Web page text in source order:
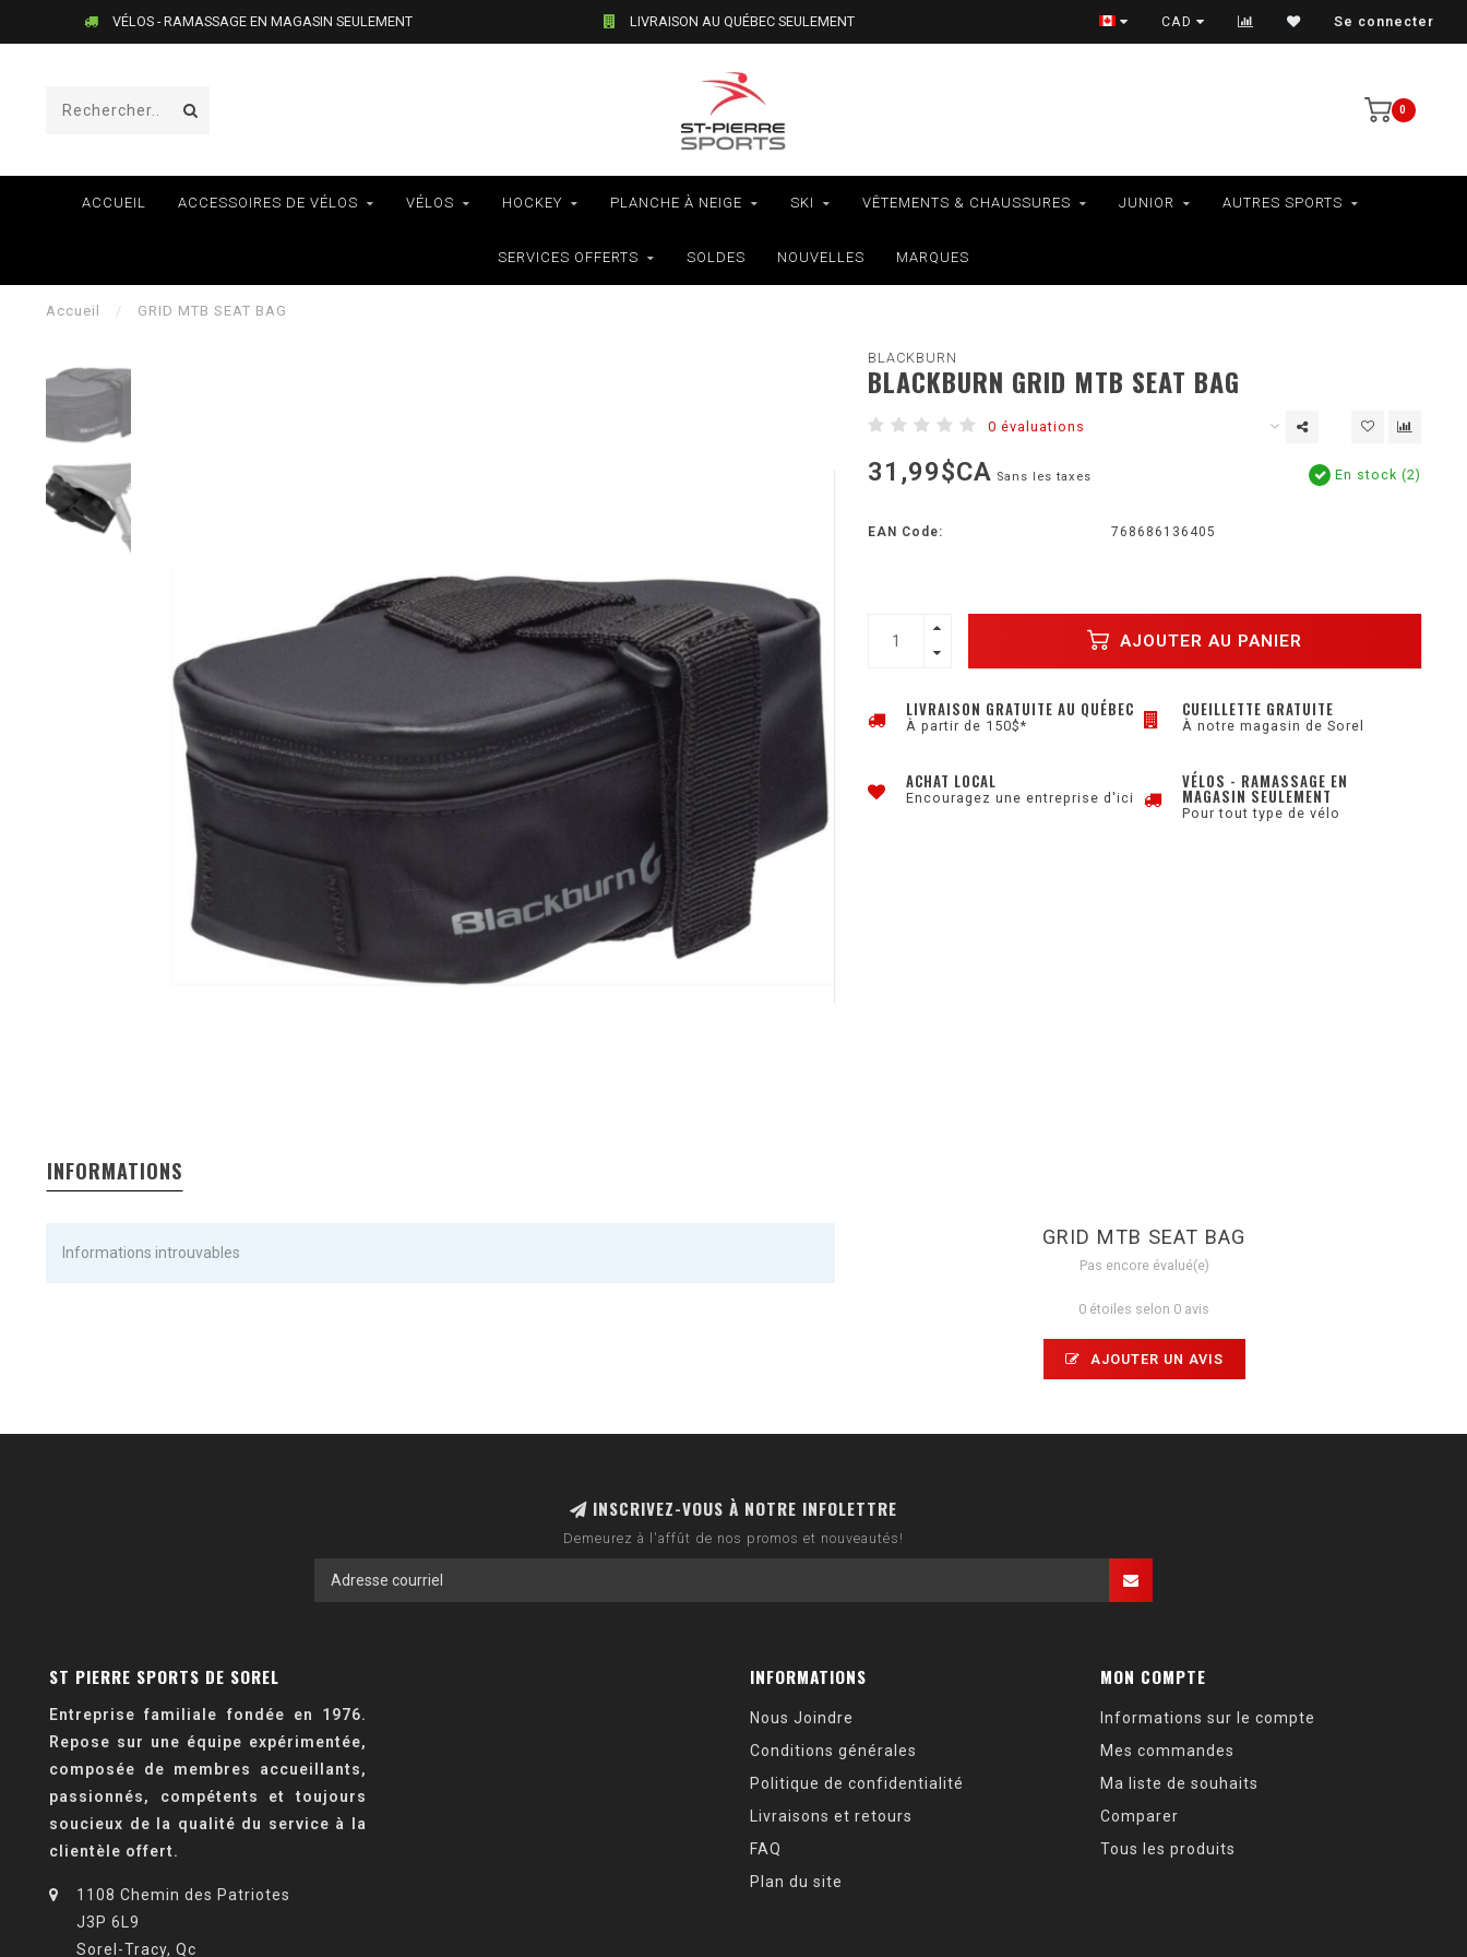
VÉLOS - RAMASSAGE EN MAGASIN SEULEMENT LIVRAISON AU QUÉBEC SEULEMENT VÉLOS - RAMASSAGE EN MAGASIN SEULEMENT
CAD Se connecter
0
ACCUEIL ACCESSOIRES DE VÉLOS VÉLOS HOCKEY PLANCHE À NEIGE SKI VÊTEMENTS & CHAUSSURES JUNIOR AUTRES SPORTS
SERVICES OFFERTS SOLDES NOUVELLES MARQUES
Accueil / GRID MTB SEAT BAG
BLACKBURN
BLACKBURN GRID MTB SEAT BAG
0 évaluations
31,99$CA Sans les taxes En stock (2)
EAN Code: 768686136405
AJOUTER AU PANIER
LIVRAISON GRATUITE AU QUÉBEC
À partir de 150$*
CUEILLETTE GRATUITE
À notre magasin de Sorel
ACHAT LOCAL
Encouragez une entreprise d'ici
VÉLOS - RAMASSAGE EN
MAGASIN SEULEMENT
Pour tout type de vélo
INFORMATIONS
Informations introuvables
GRID MTB SEAT BAG
Pas encore évalué(e)
0 étoiles selon 0 avis
AJOUTER UN AVIS
INSCRIVEZ-VOUS À NOTRE INFOLETTRE
Demeurez à l'affût de nos promos et nouveautés!
ST PIERRE SPORTS DE SOREL
Entreprise familiale fondée en 1976.
Repose sur une équipe expérimentée,
composée de membres accueillants,
passionnés, compétents et toujours
soucieux de la qualité du service à la
clientèle offert.
1108 Chemin des Patriotes
J3P 6L9
Sorel-Tracy, Qc
INFORMATIONS
Nous Joindre
Conditions générales
Politique de confidentialité
Livraisons et retours
FAQ
Plan du site
MON COMPTE
Informations sur le compte
Mes commandes
Ma liste de souhaits
Comparer
Tous les produits